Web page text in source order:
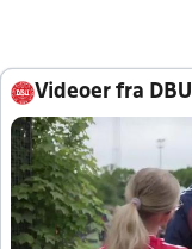
Videoer fra DBU